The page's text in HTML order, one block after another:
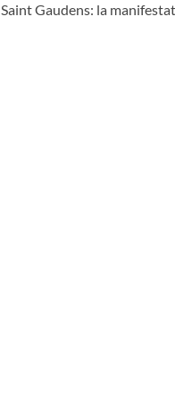
Saint Gaudens: la